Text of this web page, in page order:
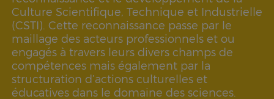
Culture Scientifique, Technique et Industrielle
(CSTI). Cette reconnaissance passe par le
maillage des acteurs professionnels et ou
engagés à travers leurs divers champs de
compétences mais également par la
structuration d’actions culturelles et
éducatives dans le domaine des sciences.